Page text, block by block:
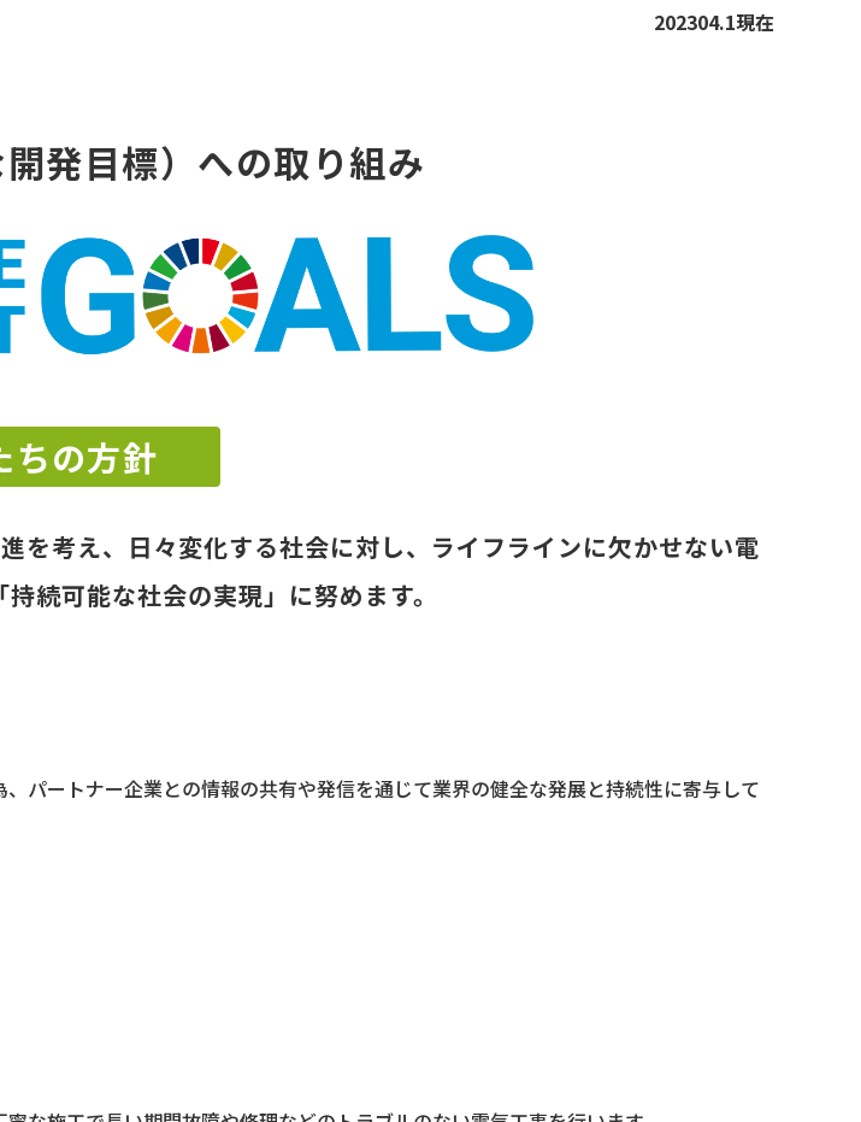
202304.1現在
発目標） への取り組み
ちの方針
を考え、日々変化する社会に対し、ライフラインに欠かせない電
続可能な社会の実現」に努めます。
パートナー企業との情報の共有や発信を通じて業界の健全な発展と持続性に寄与して